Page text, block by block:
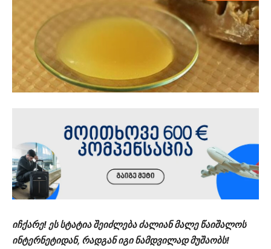
იჩქარე! ეს სტატია შეიძლება ძალიან მალე წაიშალოს
ინტერნეტიდან, რადგან იგი ნამდვილად მუშაობს!